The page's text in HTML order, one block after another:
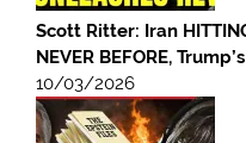
Scott Ritter: Iran
NEVER BEFORE,
10/03/2026